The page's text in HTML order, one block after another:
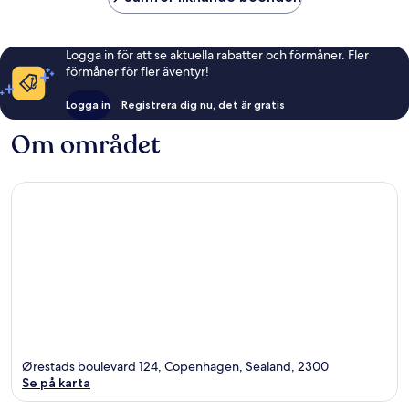
Logga in för att se aktuella rabatter och förmåner. Fler
förmåner för fler äventyr!
Logga in Registrera dig nu, det är gratis
Om området
Ørestads boulevard 124, Copenhagen, Sealand, 2300
Se på karta